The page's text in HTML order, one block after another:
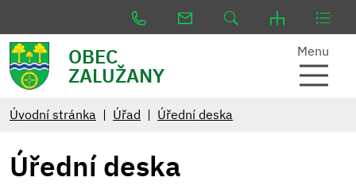
OBEC
ZALUŽANY
Menu
Úvodní stránka Úřad Úřední deska
Úřední deska